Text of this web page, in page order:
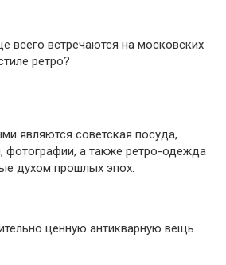
всего встречаются на московских
ретро?
являются советская посуда,
фотографии, а также ретро-одежда
духом прошлых эпох.
ценную антикварную вещь